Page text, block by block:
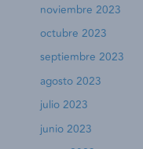
noviembre 2023
octubre 2023
septiembre 2023
agosto 2023
julio 2023
junio 2023